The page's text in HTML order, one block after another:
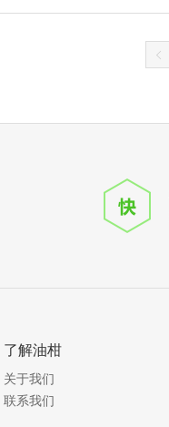
了解油柑
关于我们
联系我们